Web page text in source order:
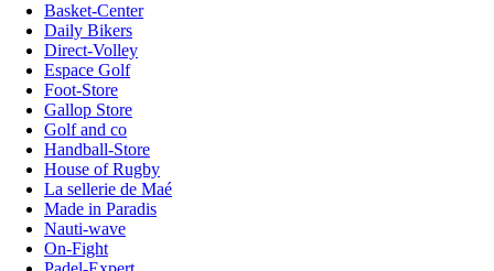
Basket-Center
Daily Bikers
Direct-Volley
Espace Golf
Foot-Store
Gallop Store
Golf and co
Handball-Store
House of Rugby
La sellerie de Maé
Made in Paradis
Nauti-wave
On-Fight